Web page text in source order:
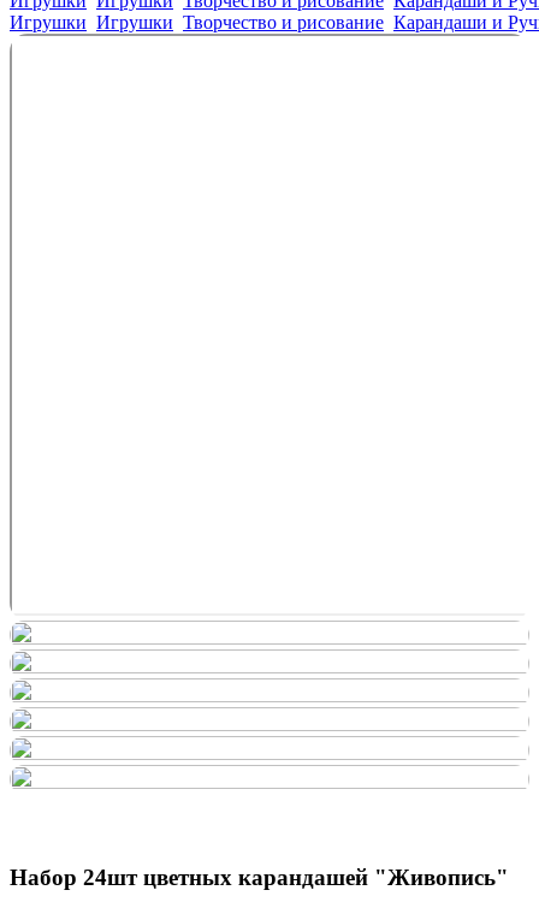
Игрушки Игрушки Творчество и рисование Карандаши и
Набор 24шт цветных карандашей "Живопись"